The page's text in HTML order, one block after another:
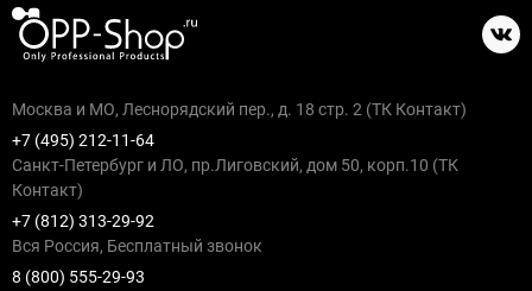
Москва и МО, Леснорядский пер., д. 18 стр. 2 (ТК Контакт)
+7 (495) 212-11-64
Санкт-Петербург и ЛО, пр.Лиговский, дом 50, корп.10 (ТК
Контакт)
+7 (812) 313-29-92
Вся Россия, Бесплатный звонок
8 (800) 555-29-93